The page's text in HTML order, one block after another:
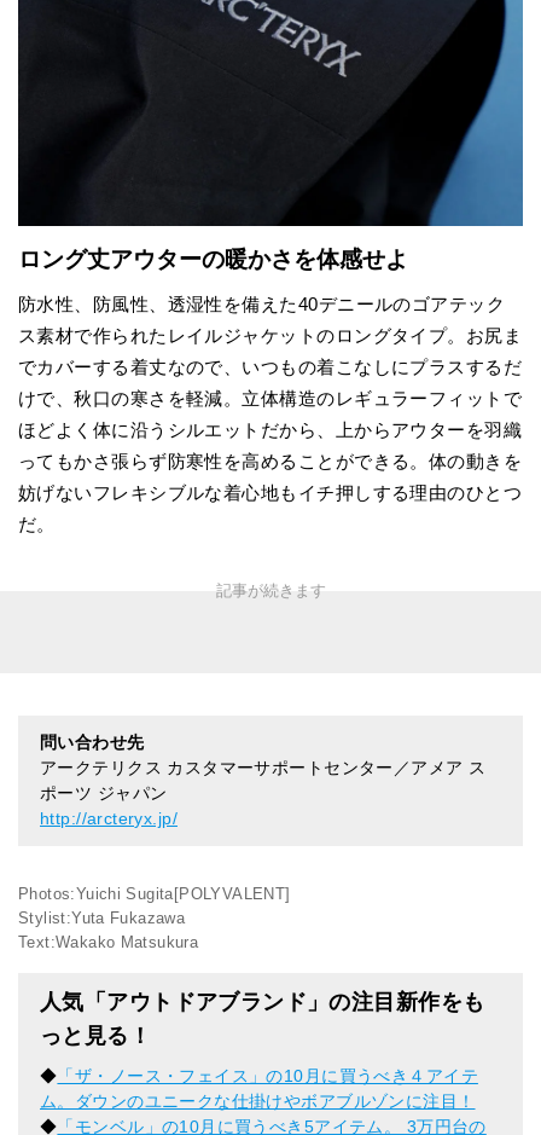
ロング丈アウターの暖かさを体感せよ
防水性、防風性、透湿性を備えた40デニールのゴアテック
ス素材で作られたレイルジャケットのロングタイプ。お尻ま
でカバーする着丈なので、いつもの着こなしにプラスするだ
けで、秋口の寒さを軽減。立体構造のレギュラーフィットで
ほどよく体に沿うシルエットだから、上からアウターを羽織
ってもかさ張らず防寒性を高めることができる。体の動きを
妨げないフレキシブルな着心地もイチ押しする理由のひとつ
だ。
問い合わせ先
アークテリクス カスタマーサポートセンター／アメア ス
ポーツ ジャパン
http://arcteryx.jp/
Photos:Yuichi Sugita[POLYVALENT]
Stylist:Yuta Fukazawa
Text:Wakako Matsukura
人気「アウトドアブランド」の注目新作をも
っと見る！
◆ 「ザ・ノース・フェイス」の10月に買うべき４アイテ
ム。ダウンのユニークな仕掛けやボアブルゾンに注目！
◆ 「モンベル」の10月に買うべき5アイテム。 3万円台の